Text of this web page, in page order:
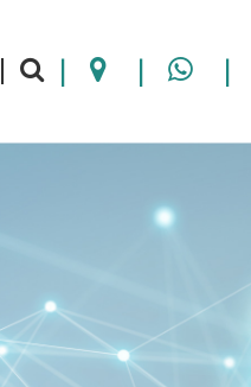
|
|
|
|